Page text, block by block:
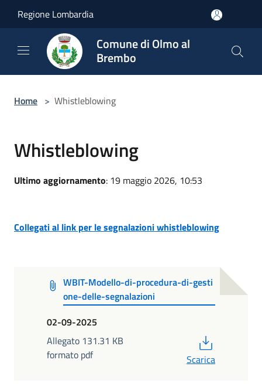
Regione Lombardia
Comune di Olmo al
Brembo
Home > Whistleblowing
Whistleblowing
Ultimo aggiornamento: 19 maggio 2026, 10:53
Collegati al link per le segnalazioni whistleblowing
WBIT-Modello-di-procedura-di-gesti
one-delle-segnalazioni
02-09-2025
Allegato 131.31 KB
formato pdf
Scarica